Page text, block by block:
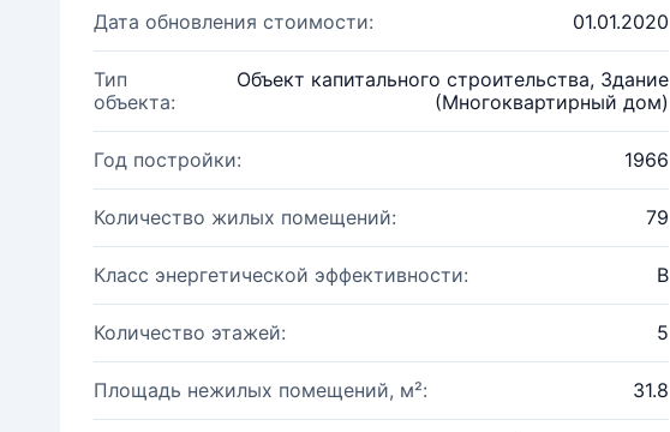
Дата обновления стоимости: 01.01.2020
Тип
объекта:
Объект капитального строительства, Здание
(Многоквартирный дом)
Год постройки: 1966
Количество жилых помещений: 79
Класс энергетической эффективности: B
Количество этажей: 5
Площадь нежилых помещений, м²: 31.8